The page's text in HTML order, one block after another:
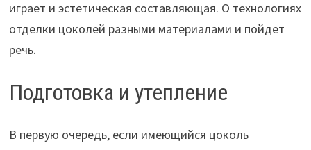
играет и эстетическая составляющая. О технологиях
отделки цоколей разными материалами и пойдет
речь.
Подготовка и утепление
В первую очередь, если имеющийся цоколь